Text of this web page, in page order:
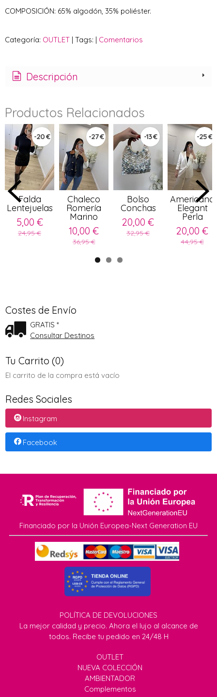
Costes de Envío
GRATIS *
Consultar Destinos
Tu Carrito (0)
El carrito de la compra está vacío
Redes Sociales
Instagram
Facebook
COMPOSICIÓN: 65% algodón, 35% poliéster.
Categoría: OUTLET | Tags: | Comentarios
Descripción
Productos Relacionados
-20 €
Falda
Lentejuelas
5,00 €
24,95 €
-27 €
Chaleco
Romería
Marino
10,00 €
36,95 €
-13 €
Bolso
Conchas
20,00 €
32,95 €
-25 €
Americana
Elegant
Perla
20,00 €
44,95 €
Financiado por la Unión Europea-Next Generation EU
POLÍTICA DE DEVOLUCIONES
La mejor calidad y precio. Ahora el lujo al alcance de
todos. Recibe tu pedido en 24/48 H
OUTLET
NUEVA COLECCIÓN
AMBIENTADOR
Complementos